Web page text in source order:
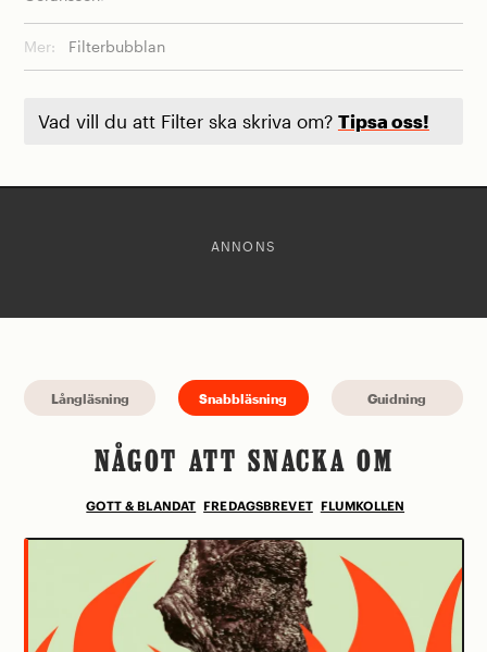
Mer: Filterbubblan
Vad vill du att Filter ska skriva om? Tipsa oss!
ANNONS
Långläsning Snabbläsning Guidning
NÅGOT ATT SNACKA OM
GOTT & BLANDAT FREDAGSBREVET FLUMKOLLEN